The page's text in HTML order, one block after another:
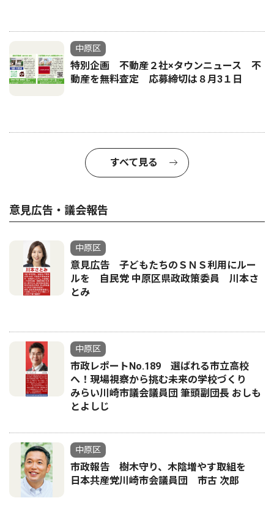
中原区
特別企画 不動産２社×タウンニュース 不
動産を無料査定 応募締切は８月3１日
すべて見る
意見広告・議会報告
中原区
意見広告 子どもたちのＳＮＳ利用にルー
ルを 自民党 中原区県政政策委員 川本さ
とみ
中原区
市政レポートNo.189 選ばれる市立高校
へ！現場視察から挑む未来の学校づくり
みらい川崎市議会議員団 筆頭副団長 おしも
とよしじ
中原区
市政報告 樹木守り、木陰増やす取組を
日本共産党川崎市会議員団 市古 次郎